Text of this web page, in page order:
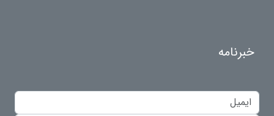
خبرنامه